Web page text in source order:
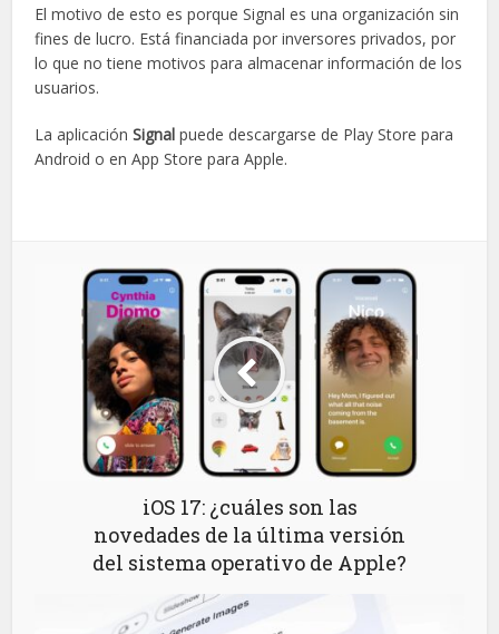
El motivo de esto es porque Signal es una organización sin
fines de lucro. Está financiada por inversores privados, por
lo que no tiene motivos para almacenar información de los
usuarios.
La aplicaciónSignalpuede descargarse de Play Store para
Android o en App Store para Apple.
iOS 17: ¿cuáles son las
novedades de la última versión
del sistema operativo de Apple?